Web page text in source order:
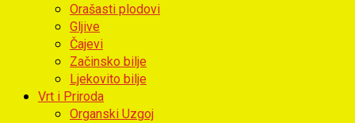
Orašasti plodovi
Gljive
Čajevi
Začinsko bilje
Ljekovito bilje
Vrt i Priroda
Organski Uzgoj